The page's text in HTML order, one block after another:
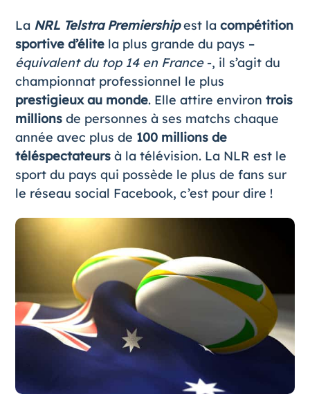
La NRL Telstra Premiershipest la compétition
sportive d’élitela plus grande du pays –
équivalent du top 14 en France-, il s’agit du
championnat professionnel le plus
prestigieux au monde. Elle attire environ trois
millionsde personnes à ses matchs chaque
année avec plus de 100 millions de
téléspectateursà la télévision. La NLR est le
sport du pays qui possède le plus de fans sur
le réseau social Facebook, c’est pour dire !